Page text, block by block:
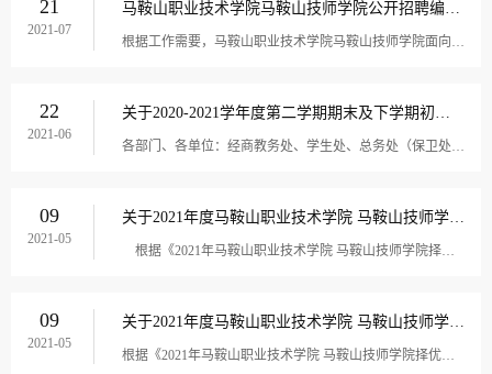
21
2021-07
马鞍山职业技术学院马鞍山技师学院公开招聘编外人员公告
根据工作需要，马鞍山职业技术学院马鞍山技师学院面向社会公开招聘编外聘用人员，现公告如下：一、招聘岗位及计划数专职辅导员7名（岗位代码F01），后勤管理岗2名（岗位代码H02），教育教学辅助管理岗2名（岗位代码J03）。二、招聘条件1、基本条件：专职辅...
22
2021-06
关于2020-2021学年度第二学期期末及下学期初工作安排的通知
各部门、各单位：经商教务处、学生处、总务处（保卫处）、招生办、财务处，并呈报学院主要领导审阅同意，现对2020—2021学年度第二学期期末及下学期初有关工作作如下安排：一、具体日程安排，详见《2020—2021学年度第二学期期末及下学期初工作安排表》。...
09
2021-05
关于2021年度马鞍山职业技术学院 马鞍山技师学院择优调入医学护理专业人员综合成绩的公告
根据《2021年马鞍山职业技术学院 马鞍山技师学院择优调入医学护理专业人员公告》规定，现将综合成绩公布如下：序号准考证号笔试成绩实操成绩综合成绩1202105090037789.9583.482202105090047071.4570.733202105090057077.8573.934202105090067078.7574....
09
2021-05
关于2021年度马鞍山职业技术学院 马鞍山技师学院择优调入医学护理专业人员笔试成绩的公告
根据《2021年马鞍山职业技术学院 马鞍山技师学院择优调入医学护理专业人员公告》，现将笔试成绩公布如下：序号准考证号笔试成绩120210509001缺考220210509002623202105090037742021050900470520210509005706202105090067072021050900760820210509008649202...